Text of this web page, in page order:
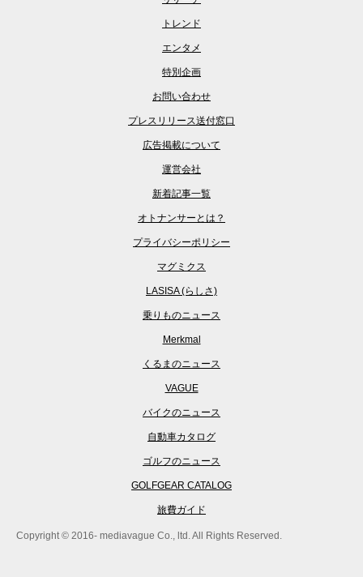
トレンド
エンタメ
特別企画
お問い合わせ
プレスリリース送付窓口
広告掲載について
運営会社
新着記事一覧
オトナンサーとは？
プライバシーポリシー
マグミクス
LASISA (らしさ)
乗りものニュース
Merkmal
くるまのニュース
VAGUE
バイクのニュース
自動車カタログ
ゴルフのニュース
GOLFGEAR CATALOG
旅費ガイド
Copyright © 2016- mediavague Co., ltd. All Rights Reserved.